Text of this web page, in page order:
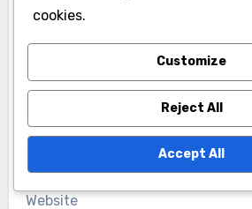
Name*
Email
Website
cookies.
Customize
Reject All
Accept All